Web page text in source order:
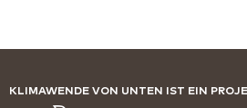
KLIMAWENDE VON UNTEN IST EIN